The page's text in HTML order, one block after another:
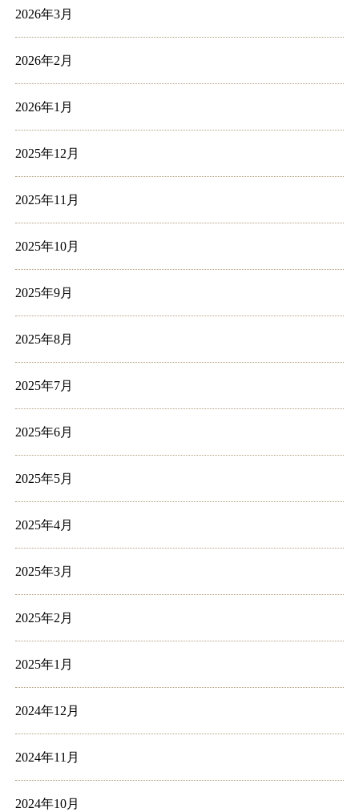
2026年3月
2026年2月
2026年1月
2025年12月
2025年11月
2025年10月
2025年9月
2025年8月
2025年7月
2025年6月
2025年5月
2025年4月
2025年3月
2025年2月
2025年1月
2024年12月
2024年11月
2024年10月